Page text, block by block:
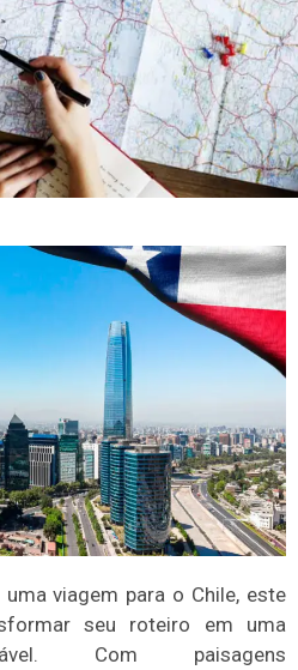
viagem para o Chile, este
seu roteiro em uma
Com paisagens